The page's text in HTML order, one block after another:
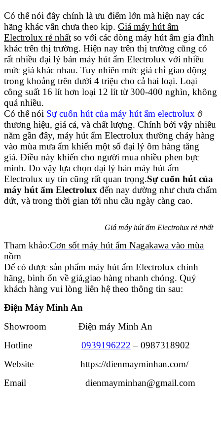
Có thể nói đây chính là ưu điểm lớn mà hiện nay các
hãng khác vẫn chưa theo kịp. Giá máy hút ẩm
Electrolux rẻ nhất so với các dòng máy hút ẩm gia đình
khác trên thị trường. Hiện nay trên thị trường cũng có
rất nhiều đại lý bán máy hút ẩm Electrolux với nhiều
mức giá khác nhau. Tuy nhiên mức giá chỉ giao động
trong khoảng trên dưới 4 triệu cho cả hai loại. Loại
công suất 16 lít hơn loại 12 lít từ 300-400 nghìn, không
quá nhiều.
Có thể nói Sự cuốn hút của máy hút ẩm electrolux ở
thương hiệu, giá cả, và chất lượng. Chính bởi vậy nhiều
năm gần đây, máy hút ẩm Electrolux thường cháy hàng
vào mùa mưa ẩm khiến một số đại lý ôm hàng tăng
giá. Điều này khiến cho người mua nhiều phen bực
mình. Do vậy lựa chọn đại lý bán máy hút ẩm
Electrolux uy tín cũng rất quan trọng.Sự cuốn hút của
máy hút ẩm Electrolux đến nay dường như chưa chấm
dứt, và trong thời gian tới nhu cầu ngày càng cao.
Giá máy hút ẩm Electrolux rẻ nhất
Tham khảo:Cơn sốt máy hút ẩm Nagakawa vào mùa
nồm
Để có được sản phẩm máy hút ẩm Electrolux chính
hãng, bình ổn về giá,giao hàng nhanh chóng. Quý
khách hàng vui lòng liên hệ theo thông tin sau:
Điện Máy Minh An
Showroom Điện máy Minh An
Hotline 0939196222 – 0987318902
Website https://dienmayminhan.com/
Email dienmayminhan@gmail.com